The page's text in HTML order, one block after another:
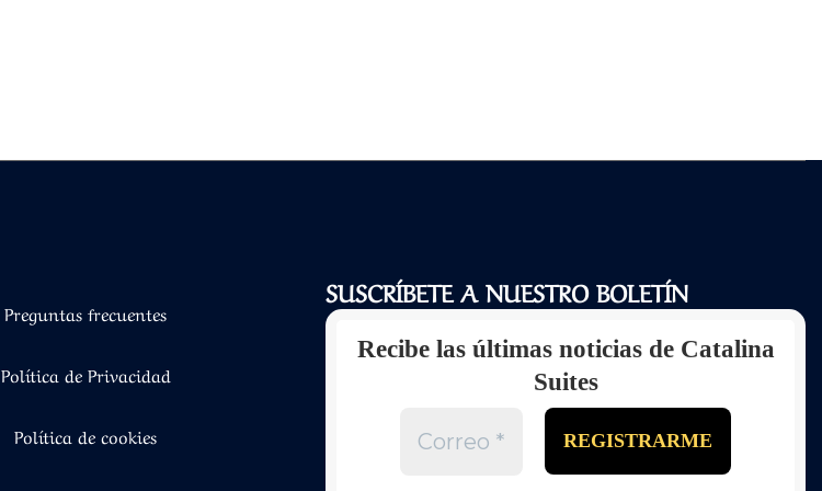
Preguntas frecuentes
Política de Privacidad
Política de cookies
SUSCRÍBETE A NUESTRO BOLETÍN
Recibe las últimas noticias de Catalina
Suites